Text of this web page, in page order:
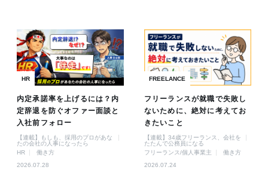
HR
内定承諾率を上げるには？内
定辞退を防ぐオファー面談と
入社前フォロー
【連載】もしも、採用のプロがあな
たの会社の人事になったら
HR
働き方
2026.07.28
FREELANCE
フリーランスが就職で失敗し
ないために、絶対に考えてお
きたいこと
【連載】34歳フリーランス、会社を
たたんで公務員になる
フリーランス/個人事業主
働き方
2026.07.24